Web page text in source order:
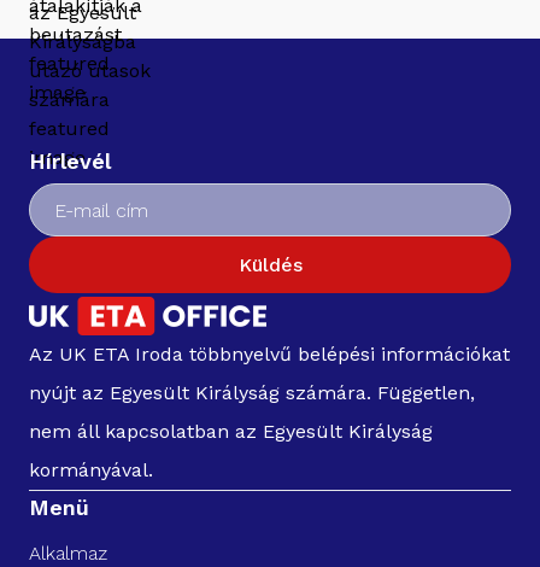
Hírlevél
Küldés
Az UK ETA Iroda többnyelvű belépési információkat
nyújt az Egyesült Királyság számára. Független,
nem áll kapcsolatban az Egyesült Királyság
kormányával.
Menü
Alkalmaz